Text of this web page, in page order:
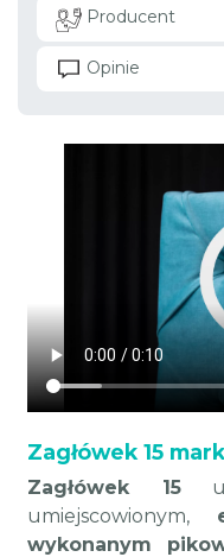
Producent
Opinie
Zagłówek 15
Zagłówek 15
umiejscowionym,
wykonanym